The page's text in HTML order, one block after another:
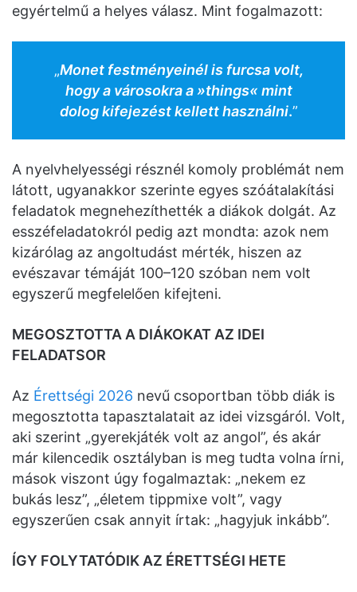
egyértelmű a helyes válasz. Mint fogalmazott:
„Monet festményeinél is furcsa volt,
hogy a városokra a »things« mint
dolog kifejezést kellett használni.”
A nyelvhelyességi résznél komoly problémát nem
látott, ugyanakkor szerinte egyes szóátalakítási
feladatok megnehezíthették a diákok dolgát. Az
esszéfeladatokról pedig azt mondta: azok nem
kizárólag az angoltudást mérték, hiszen az
evészavar témáját 100–120 szóban nem volt
egyszerű megfelelően kifejteni.
MEGOSZTOTTA A DIÁKOKAT AZ IDEI
FELADATSOR
Az Érettségi 2026 nevű csoportban több diák is
megosztotta tapasztalatait az idei vizsgáról. Volt,
aki szerint „gyerekjáték volt az angol”, és akár
már kilencedik osztályban is meg tudta volna írni,
mások viszont úgy fogalmaztak: „nekem ez
bukás lesz”, „életem tippmixe volt”, vagy
egyszerűen csak annyit írtak: „hagyjuk inkább”.
ÍGY FOLYTATÓDIK AZ ÉRETTSÉGI HETE